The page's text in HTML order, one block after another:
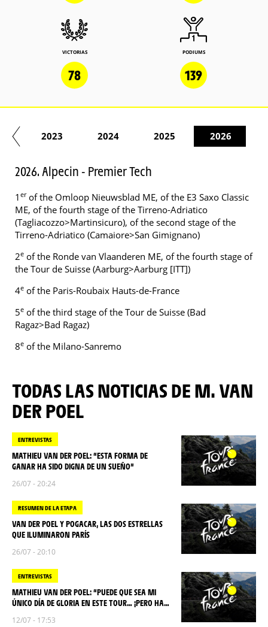
VICTORIAS
78
PODIUMS
139
2023 2024 2025 2026
2026. Alpecin - Premier Tech
1 erof the Omloop Nieuwsblad ME, of the E3 Saxo Classic
ME, of the fourth stage of the Tirreno-Adriatico
(Tagliacozzo>Martinsicuro), of the second stage of the
Tirreno-Adriatico (Camaiore>San Gimignano)
2e of the Ronde van Vlaanderen ME, of the fourth stage of
the Tour de Suisse (Aarburg>Aarburg [ITT])
4e of the Paris-Roubaix Hauts-de-France
5e of the third stage of the Tour de Suisse (Bad
Ragaz>Bad Ragaz)
8e of the Milano-Sanremo
TODAS LAS NOTICIAS DE M. VAN
DER POEL
ENTREVISTAS
MATHIEU VAN DER POEL: “ESTA FORMA DE
GANAR HA SIDO DIGNA DE UN SUEÑO”
26/07 - 20:24
RESUMEN DE LA ETAPA
VAN DER POEL Y POGACAR, LAS DOS ESTRELLAS
QUE ILUMINARON PARÍS
26/07 - 20:10
ENTREVISTAS
MATHIEU VAN DER POEL: “PUEDE QUE SEA MI
ÚNICO DÍA DE GLORIA EN ESTE TOUR… ¡PERO HA
12/07 - 17:53